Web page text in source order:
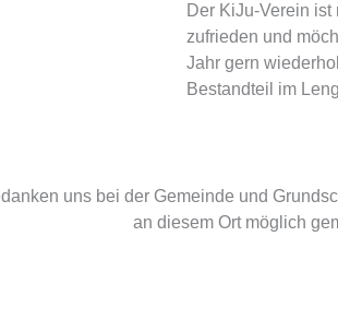
Der KiJu-Verein ist
zufrieden und
Jahr gern
Bestandteil im
uns bei der Gemeinde und
an diesem Ort möglich